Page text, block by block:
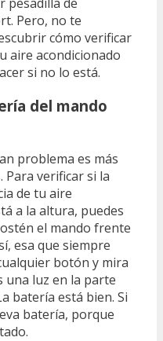
Pero, no te
cómo verificar
aire acondicionado
si no lo está.
del mando
problema es más
Para verificar si la
de tu aire
a la altura, puedes
el mando frente
esa que siempre
botón y mira
una luz en la parte
batería está bien. Si
batería, porque